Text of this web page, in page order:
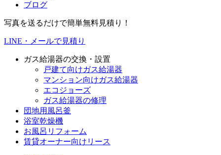
ブログ
写真を送るだけで簡単無料見積り！
LINE・メールで見積り
ガス給湯器の交換・設置
戸建て向けガス給湯器
マンション向けガス給湯器
エコジョーズ
ガス給湯器の修理
団地用風呂釜
浴室乾燥機
お風呂リフォーム
賃貸オーナー向けリース